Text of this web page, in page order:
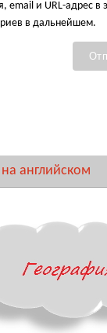
email и URL-адрес в
в дальнейшем.
английском